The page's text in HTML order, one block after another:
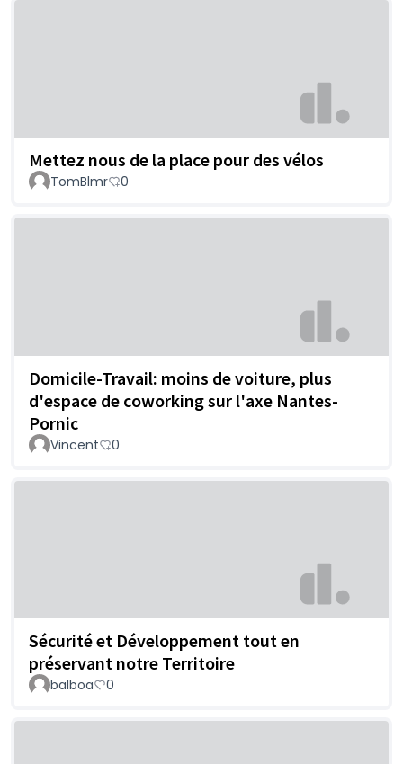
Mettez nous de la place pour des vélos
TomBlmr 0
Domicile-Travail: moins de voiture, plus
d'espace de coworking sur l'axe Nantes-
Pornic
Vincent 0
Sécurité et Développement tout en
préservant notre Territoire
balboa 0